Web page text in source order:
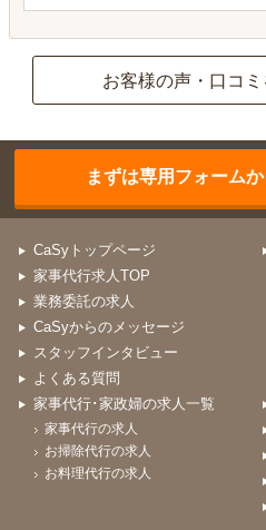
お客様の声・口コ
まずは専用フォーム
CaSyトップページ
家事代行求人TOP
業務委託の求人
CaSyからのメッセージ
スタッフインタビュー
よくある質問
家事代行･家政婦の求人一覧
家事代行の求人
お掃除代行の求人
お料理代行の求人